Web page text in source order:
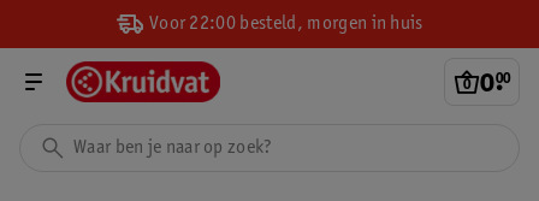
Voor 22:00 besteld, morgen in huis
0.
00